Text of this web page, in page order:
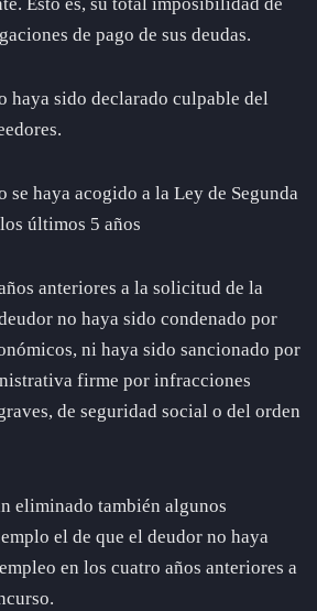
de pago de sus deudas.
haya sido declarado culpable del
se haya acogido a la Ley de Segunda
últimos 5 años
anteriores a la solicitud de la
no haya sido condenado por
ni haya sido sancionado por
firme por infracciones
de seguridad social o del orden
eliminado también algunos
el de que el deudor no haya
en los cuatro años anteriores a